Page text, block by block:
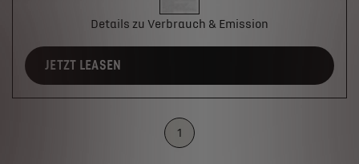
Details zu Verbrauch & Emission
JETZT LEASEN
1